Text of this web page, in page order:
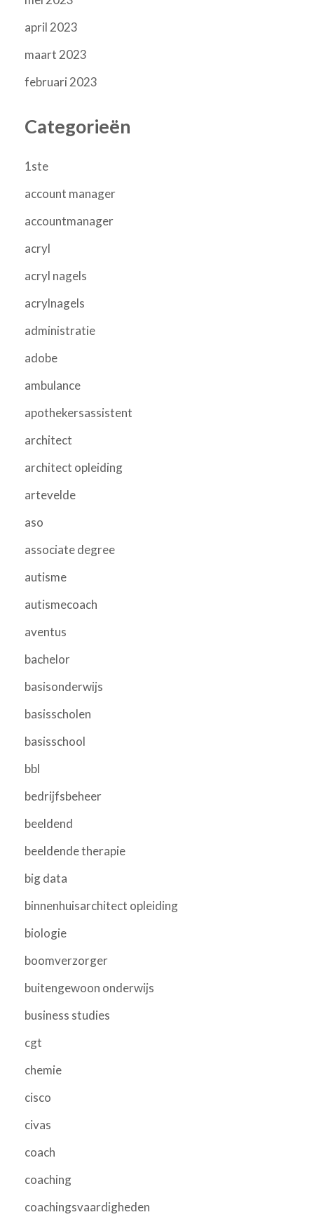
april 2023
maart 2023
februari 2023
Categorieën
1ste
account manager
accountmanager
acryl
acryl nagels
acrylnagels
administratie
adobe
ambulance
apothekersassistent
architect
architect opleiding
artevelde
aso
associate degree
autisme
autismecoach
aventus
bachelor
basisonderwijs
basisscholen
basisschool
bbl
bedrijfsbeheer
beeldend
beeldende therapie
big data
binnenhuisarchitect opleiding
biologie
boomverzorger
buitengewoon onderwijs
business studies
cgt
chemie
cisco
civas
coach
coaching
coachingsvaardigheden